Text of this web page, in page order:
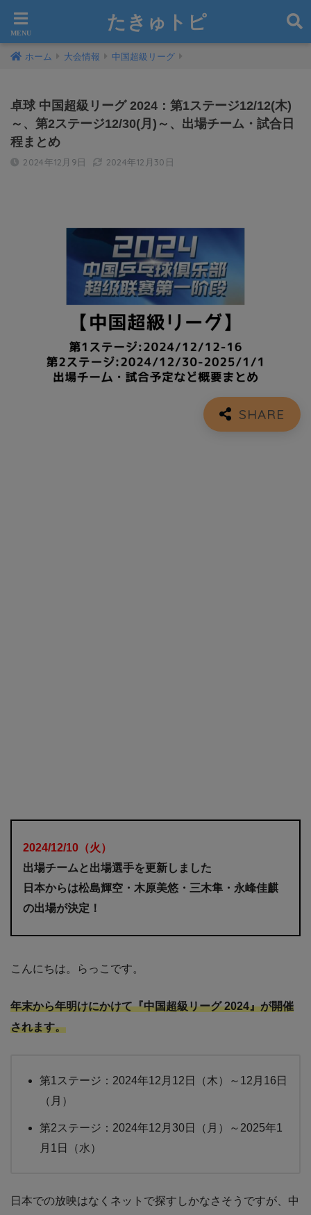
たきゅトピ
ホーム 大会情報 中国超級リーグ
卓球 中国超級リーグ 2024：第1ステージ12/12(木)
～、第2ステージ12/30(月)～、出場チーム・試合日
程まとめ
2024年12月9日 2024年12月30日
2024/12/10 （火）
出場チームと出場選手を更新しました
日本からは松島輝空・木原美悠・三木隼・永峰佳麒
の出場が決定！
こんにちは。らっこです。
年末から年明けにかけて『中国超級リーグ 2024』が開催
されます。
第1ステージ：2024年12月12日（木）～12月16日
（月）
第2ステージ：2024年12月30日（月）～2025年1
月1日（水）
日本での放映はなくネットで探すしかなさそうですが、中